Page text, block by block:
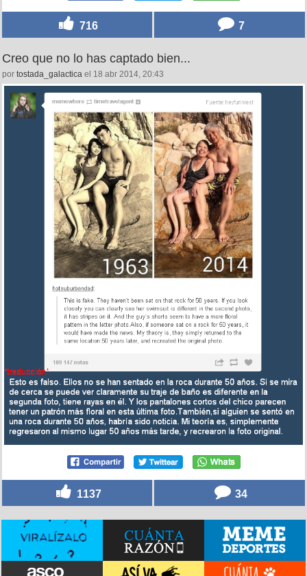
716 7
Creo que no lo has captado bien...
por tostada_galactica el 18 abr 2014, 20:43
1137 34